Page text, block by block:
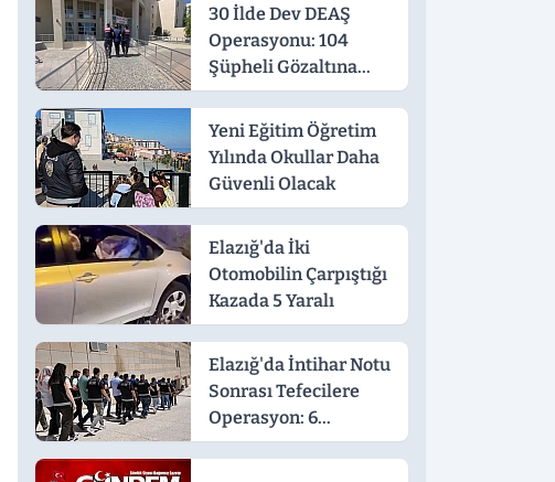
30 İlde Dev DEAŞ
Operasyonu: 104
Şüpheli Gözaltına
Alındı
Yeni Eğitim Öğretim
Yılında Okullar Daha
Güvenli Olacak
Elazığ'da İki
Otomobilin Çarpıştığı
Kazada 5 Yaralı
Elazığ'da İntihar Notu
Sonrası Tefecilere
Operasyon: 6
Tutuklama